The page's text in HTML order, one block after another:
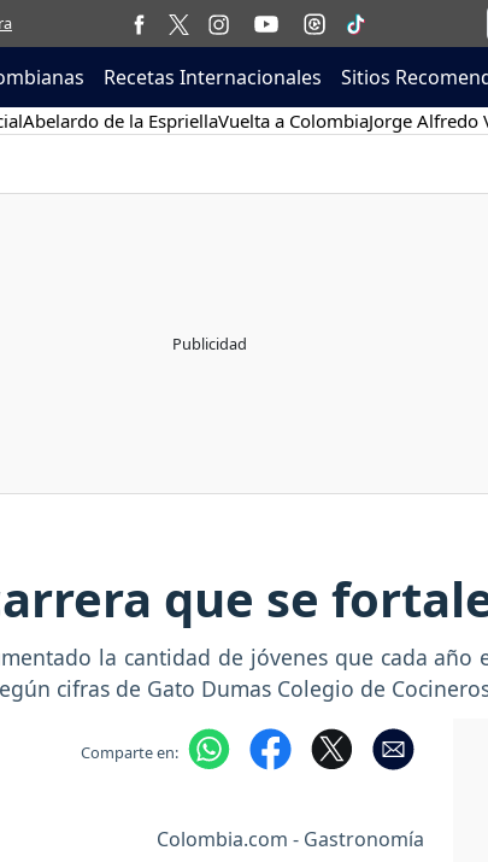
Recetas Internacionales Sitios
Abelardo de la EspriellaVuelta a ColombiaJorge Alfredo
que se
la cantidad de jóvenes que cada
cifras de Gato Dumas Colegio de
Comparte en:
Colombia.com - Gastronomía